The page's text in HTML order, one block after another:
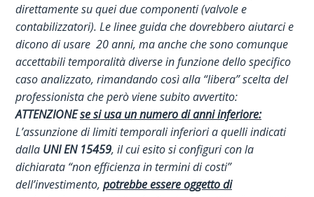
direttamente su quei due componenti (valvole e
contabilizzatori). Le linee guida che dovrebbero aiutarci e
dicono di usare 20 anni, ma anche che sono comunque
accettabili temporalità diverse in funzione dello specifico
caso analizzato, rimandando così alla “libera” scelta del
professionista che però viene subito avvertito:
ATTENZIONEse si usa un numero di anni inferiore:
L’assunzione di limiti temporali inferiori a quelli indicati
dalla UNI EN 15459, il cui esito si configuri con la
dichiarata “non efficienza in termini di costi”
dell’investimento, potrebbe essere oggetto di